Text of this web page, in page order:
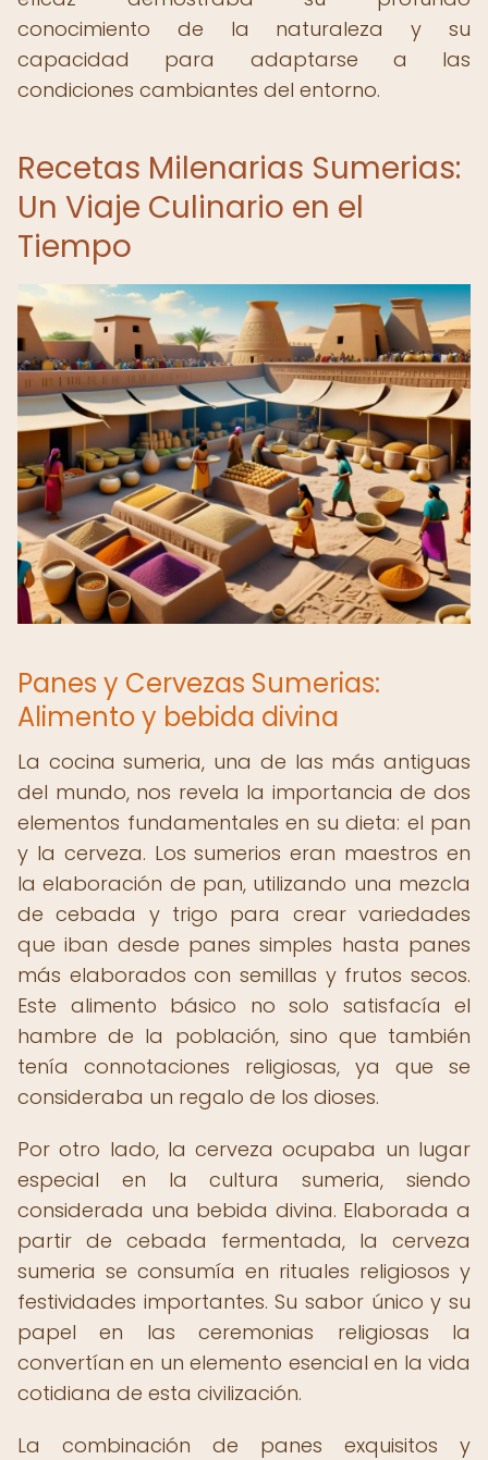
conocimiento de la naturaleza y su
capacidad para adaptarse a las
condiciones cambiantes del entorno.
Recetas Milenarias Sumerias:
Un Viaje Culinario en el
Tiempo
Panes y Cervezas Sumerias:
Alimento y bebida divina
La cocina sumeria, una de las más antiguas
del mundo, nos revela la importancia de dos
elementos fundamentales en su dieta: el pan
y la cerveza. Los sumerios eran maestros en
la elaboración de pan, utilizando una mezcla
de cebada y trigo para crear variedades
que iban desde panes simples hasta panes
más elaborados con semillas y frutos secos.
Este alimento básico no solo satisfacía el
hambre de la población, sino que también
tenía connotaciones religiosas, ya que se
consideraba un regalo de los dioses.
Por otro lado, la cerveza ocupaba un lugar
especial en la cultura sumeria, siendo
considerada una bebida divina. Elaborada a
partir de cebada fermentada, la cerveza
sumeria se consumía en rituales religiosos y
festividades importantes. Su sabor único y su
papel en las ceremonias religiosas la
convertían en un elemento esencial en la vida
cotidiana de esta civilización.
La combinación de panes exquisitos y